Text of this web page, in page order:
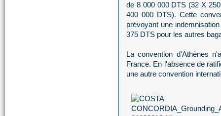
de 8 000 000 DTS (32 X
400 000 DTS). Cette
prévoyant une
375 DTS pour les autres
La convention d'Athènes
France. En l'absence de
une autre convention